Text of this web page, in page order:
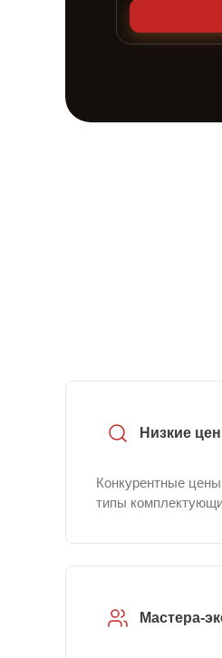
Низкие
Конкурентные
типы
Мастера-